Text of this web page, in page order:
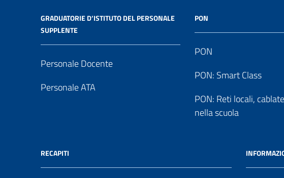
GRADUATORIE D’ISTITUTO DEL PERSONALE
SUPPLENTE
Personale Docente
Personale ATA
PON
PON
PON: Smart Class
PON: Reti locali,
nella scuola
RECAPITI